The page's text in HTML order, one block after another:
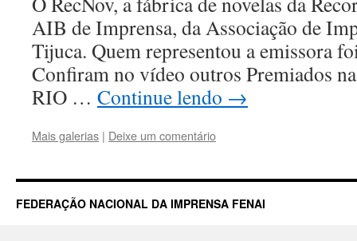
AIB de Imprensa, da Associação de
Tijuca. Quem representou a emissora
Confiram no vídeo outros Premiados
RIO … Continue lendo →
Mais galerias | Deixe um comentário
FEDERAÇÃO NACIONAL DA IMPRENSA FENAI